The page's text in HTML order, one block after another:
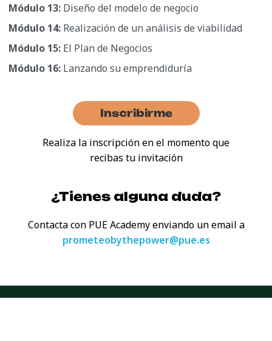
Módulo 13: Diseño del modelo de negocio
Módulo 14: Realización de un análisis de viabilidad
Módulo 15: El Plan de Negocios
Módulo 16: Lanzando su emprendiduría
Inscribirme
Realiza la inscripción en el momento que
recibas tu invitación
¿Tienes alguna duda?
Contacta con PUE Academy enviando un email a
prometeobythepower@pue.es